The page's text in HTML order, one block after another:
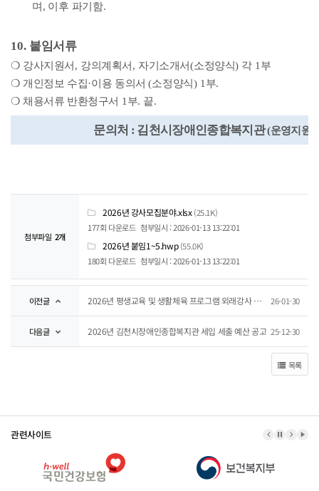
며 , 이후 파기함.
10. 붙임서류
❍ 강사지원서 , 강의계획서 , 자기소개서(소정양식) 각 1부
❍ 개인정보 수집·이용 동의서(소정양식) 1부.
❍ 채용서류 반환청구서 1부. 끝.
문의처 : 김천시장애인종합복지관(운영지원
첨부파일 2개
2026년 강사모집분야.xlsx(25.1K)
177회 다운로드 첨부일시 : 2026-01-13 13:22:01
2026년 붙임1~5.hwp(55.0K)
180회 다운로드 첨부일시 : 2026-01-13 13:22:01
이전글 2026년 평생교육 및 생활체육 프로그램 외래강사 합격자 공고 26-01-30
다음글 2026년 김천시장애인종합복지관 세입 세출 예산 공고 25-12-30
목록
관련사이트 이전 배너
배너 정지
다음배